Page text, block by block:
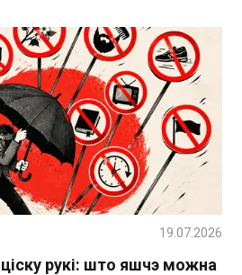
рукі: што яшчэ можна
19.07.2026